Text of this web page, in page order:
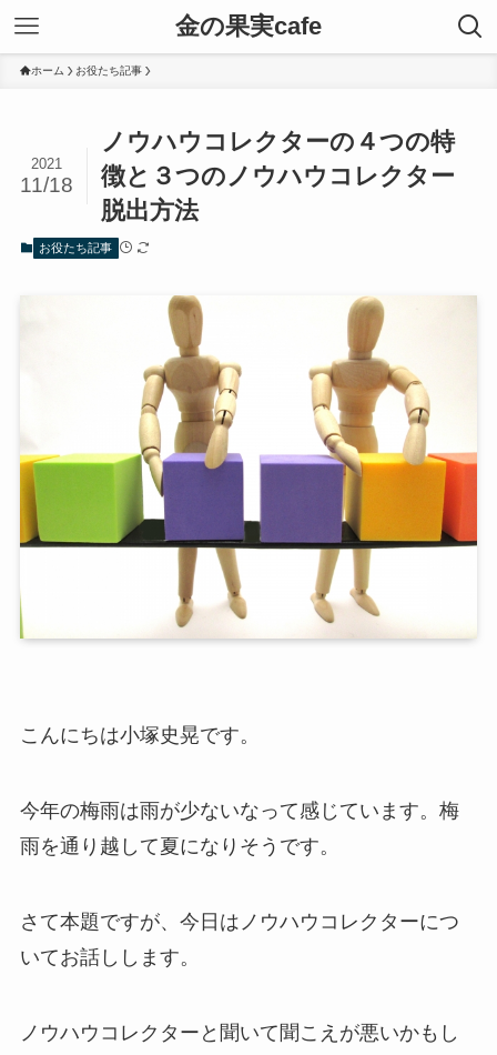
金の果実cafe
ホーム お役たち記事
ノウハウコレクターの４つの特
徴と３つのノウハウコレクター
脱出方法
2021
11/18
お役たち記事
こんにちは小塚史晃です。
今年の梅雨は雨が少ないなって感じています。梅
雨を通り越して夏になりそうです。
さて本題ですが、今日はノウハウコレクターにつ
いてお話しします。
ノウハウコレクターと聞いて聞こえが悪いかもし